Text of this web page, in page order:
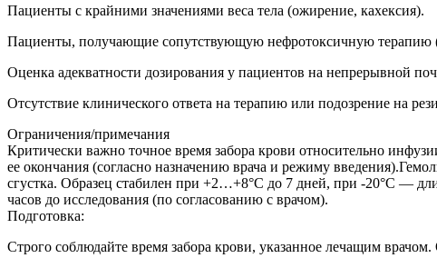
Пациенты с крайними значениями веса тела (ожирение, кахексия).
Пациенты, получающие сопутствующую нефротоксичную терапию
Оценка адекватности дозирования у пациентов на непрерывной
Отсутствие клинического ответа на терапию или подозрение на
Ограничения/примечания
Критически важно точное время забора крови относительно
ее окончания (согласно назначению врача и режиму
сгустка. Образец стабилен при +2…+8°C до 7 дней, при -20°C —
часов до исследования (по согласованию с врачом).
Подготовка:
Строго соблюдайте время забора крови, указанное лечащим